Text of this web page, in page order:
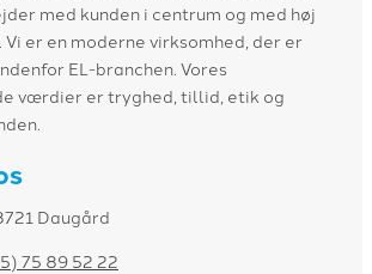
med kunden i centrum og med høj
er en moderne virksomhed, der er
EL-branchen. Vores
værdier er tryghed, tillid, etik og
Daugård
75 89 52 22